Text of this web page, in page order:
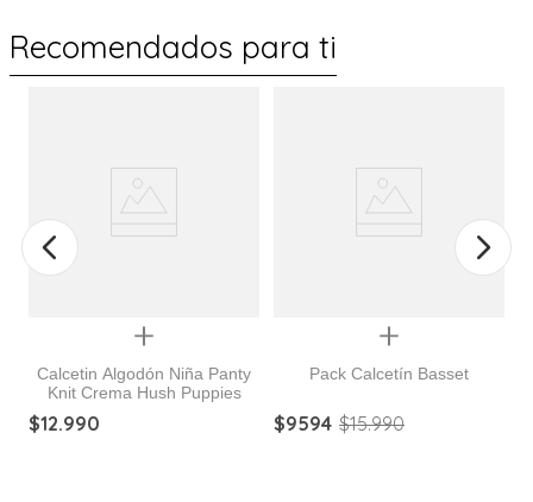
Recomendados para ti
Quickview
Calcetin Algodón Niña Panty
Knit Crema Hush Puppies
$12.990
Quickview
Pack Calcetín Basset
$9594 $15.990